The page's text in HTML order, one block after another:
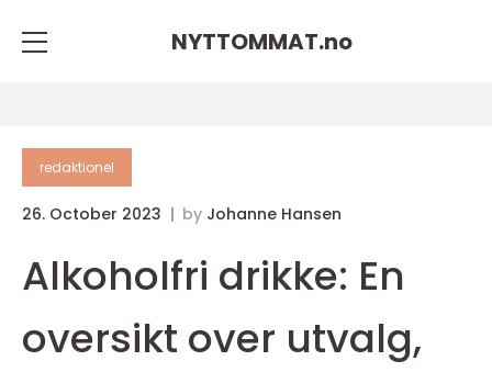
NYTTOMMAT.no
redaktionel
26. October 2023 by Johanne Hansen
Alkoholfri drikke: En
oversikt over utvalg,